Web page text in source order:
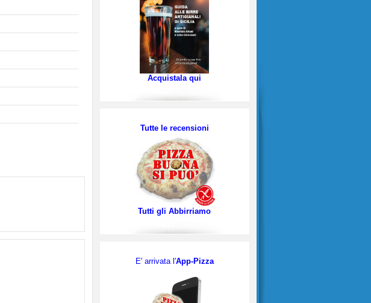
Acquistala qui
Tutte le recensioni
Tutti gli Abbirriamo
E' arrivata l'App-Pizza